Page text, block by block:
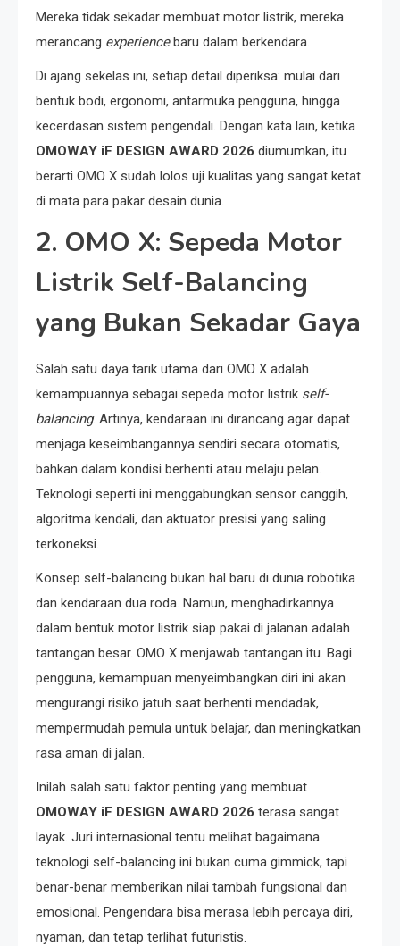
Mereka tidak sekadar membuat motor listrik, mereka
merancang experiencebaru dalam berkendara.
Di ajang sekelas ini, setiap detail diperiksa: mulai dari
bentuk bodi, ergonomi, antarmuka pengguna, hingga
kecerdasan sistem pengendali. Dengan kata lain, ketika
OMOWAY iF DESIGN AWARD 2026 diumumkan, itu
berarti OMO X sudah lolos uji kualitas yang sangat ketat
di mata para pakar desain dunia.
2. OMO X: Sepeda Motor
Listrik Self-Balancing
yang Bukan Sekadar Gaya
Salah satu daya tarik utama dari OMO X adalah
kemampuannya sebagai sepeda motor listrik self-
balancing. Artinya, kendaraan ini dirancang agar dapat
menjaga keseimbangannya sendiri secara otomatis,
bahkan dalam kondisi berhenti atau melaju pelan.
Teknologi seperti ini menggabungkan sensor canggih,
algoritma kendali, dan aktuator presisi yang saling
terkoneksi.
Konsep self-balancing bukan hal baru di dunia robotika
dan kendaraan dua roda. Namun, menghadirkannya
dalam bentuk motor listrik siap pakai di jalanan adalah
tantangan besar. OMO X menjawab tantangan itu. Bagi
pengguna, kemampuan menyeimbangkan diri ini akan
mengurangi risiko jatuh saat berhenti mendadak,
mempermudah pemula untuk belajar, dan meningkatkan
rasa aman di jalan.
Inilah salah satu faktor penting yang membuat
OMOWAY iF DESIGN AWARD 2026 terasa sangat
layak. Juri internasional tentu melihat bagaimana
teknologi self-balancing ini bukan cuma gimmick, tapi
benar-benar memberikan nilai tambah fungsional dan
emosional. Pengendara bisa merasa lebih percaya diri,
nyaman, dan tetap terlihat futuristis.